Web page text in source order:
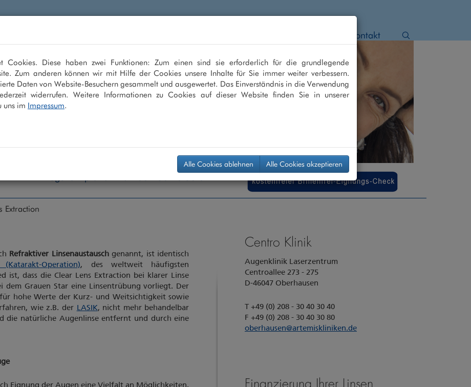
Kontakt
Extraction
Refraktiver Linsenaustauschgenannt, ist identisch
Operation), des weltweit häufigsten
ist, dass die Clear Lens Extraction bei klarer Linse
dem Grauen Star eine Linsentrübung vorliegt. Der
hohe Werte der Kurz- und Weitsichtigkeit sowie
wie z.B. der LASIK, nicht mehr behandelbar
die natürliche Augenlinse entfernt und durch eine
Eignung der Augen eine Vielfalt an Möglichkeiten.
Centro Klinik
Augenklinik Laserzentrum
Centroallee 273 - 275
D-46047 Oberhausen
T +49 (0) 208 - 30 40 30 40
F +49 (0) 208 - 30 40 30 80
oberhausen@artemiskliniken.de
Finanzierung Ihrer Linsen
Cookies. Diese haben zwei Funktionen: Zum einen sind sie erforderlich für die grundlegende
Zum anderen können wir mit Hilfe der Cookies unsere Inhalte für Sie immer weiter verbessern.
Daten von Website-Besuchern gesammelt und ausgewertet. Das Einverständnis in die Verwendung
widerrufen. Weitere Informationen zu Cookies auf dieser Website finden Sie in unserer
uns im Impressum.
Alle Cookies ablehnen Alle Cookies akzeptieren